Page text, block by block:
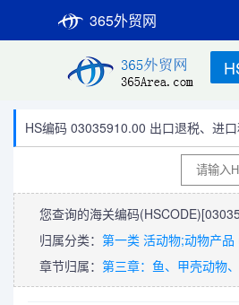
365外贸网
HS编码 03035910.00 出口退税、进
您查询的海关编码(HSCODE)
归属分类： 第一类 活动物;动物产品
章节归属： 第三章：鱼、甲壳动物